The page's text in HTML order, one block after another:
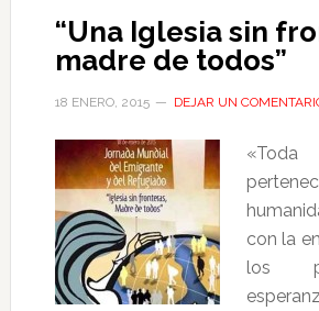
“Una Iglesia sin
madre de todos”
18 ENERO, 2015 DEJAR UN
con la
los